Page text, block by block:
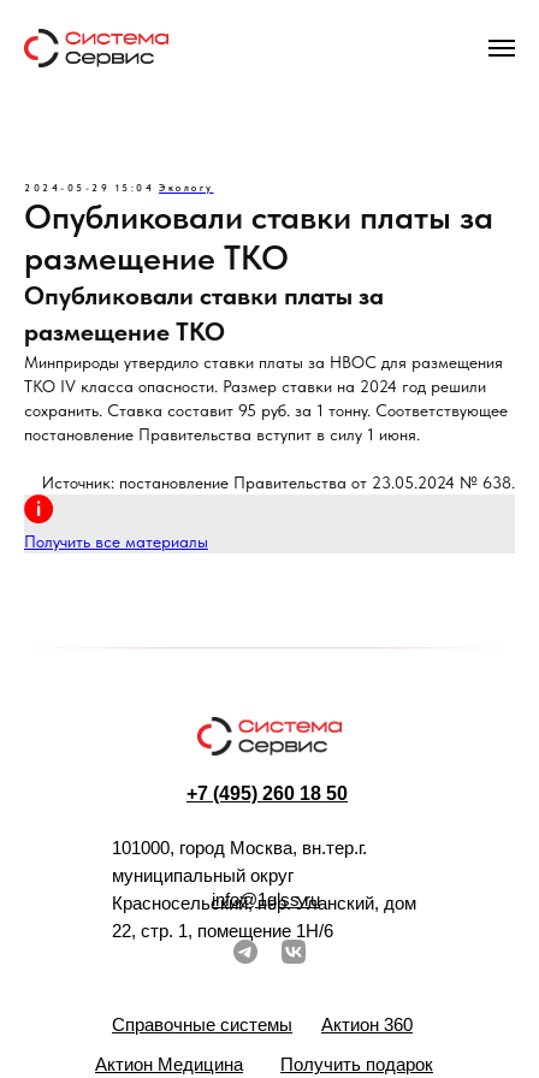
2024-05-29 15:04 Экологу
Опубликовали ставки платы за
размещение ТКО
Опубликовали ставки платы за
размещение ТКО
Минприроды утвердило ставки платы за НВОС для размещения
ТКО IV класса опасности. Размер ставки на 2024 год решили
сохранить. Ставка составит 95 руб. за 1 тонну. Соответствующее
постановление Правительства вступит в силу 1 июня.
Источник: постановление Правительства от 23.05.2024 № 638.
Получить все материалы
+7 (495) 260 18 50
101000, город Москва, вн.тер.г.
муниципальный округ
Красносельский, пер. Уланский, дом
22, стр. 1, помещение 1Н/6
info@1glss.ru
Справочные системы
Актион 360
Актион Медицина
Получить подарок